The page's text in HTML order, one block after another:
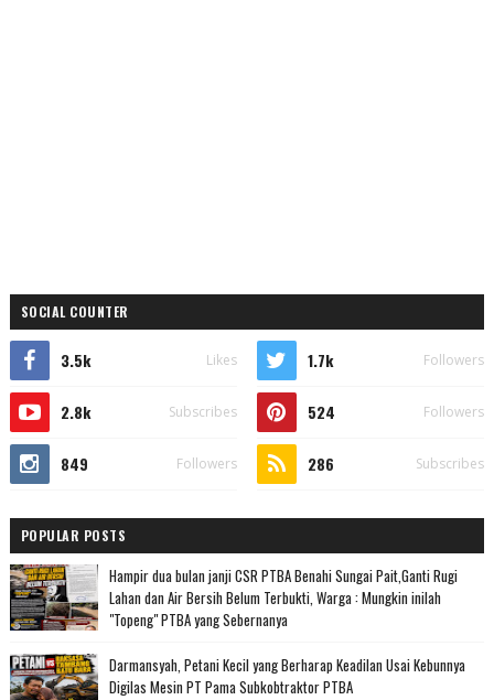
SOCIAL COUNTER
3.5k Likes 1.7k Followers
2.8k Subscribes 524 Followers
849 Followers 286 Subscribes
POPULAR POSTS
Hampir dua bulan janji CSR PTBA Benahi Sungai Pait,Ganti Rugi
Lahan dan Air Bersih Belum Terbukti, Warga : Mungkin inilah
"Topeng" PTBA yang Sebernanya
Darmansyah, Petani Kecil yang Berharap Keadilan Usai Kebunnya
Digilas Mesin PT Pama Subkobtraktor PTBA